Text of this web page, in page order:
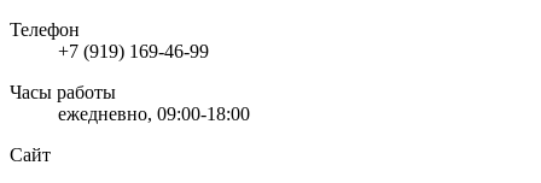
Телефон
+7 (919) 169-46-99
Часы работы
ежедневно, 09:00-18:00
Сайт